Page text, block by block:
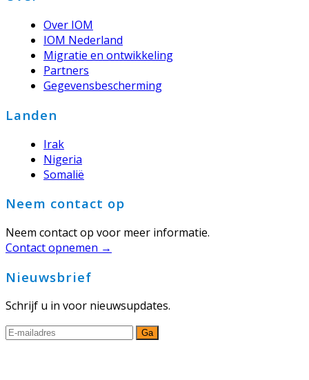
Over IOM
IOM Nederland
Migratie en ontwikkeling
Partners
Gegevensbescherming
Landen
Irak
Nigeria
Somalië
Neem contact op
Neem contact op voor meer informatie.
Contact opnemen →
Nieuwsbrief
Schrijf u in voor nieuwsupdates.